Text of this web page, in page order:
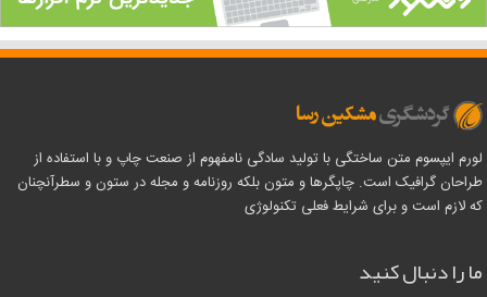
لورم ایپسوم متن ساختگی با تولید سادگی نامفهوم از صنعت چاپ و با استفاده از
طراحان گرافیک است. چاپگرها و متون بلکه روزنامه و مجله در ستون و سطرآنچنان
که لازم است و برای شرایط فعلی تکنولوژی
ما را دنبال کنید